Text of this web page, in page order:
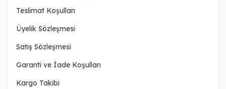
Teslimat Koşulları
Üyelik Sözleşmesi
Satış Sözleşmesi
Garanti ve İade Koşulları
Kargo Takibi